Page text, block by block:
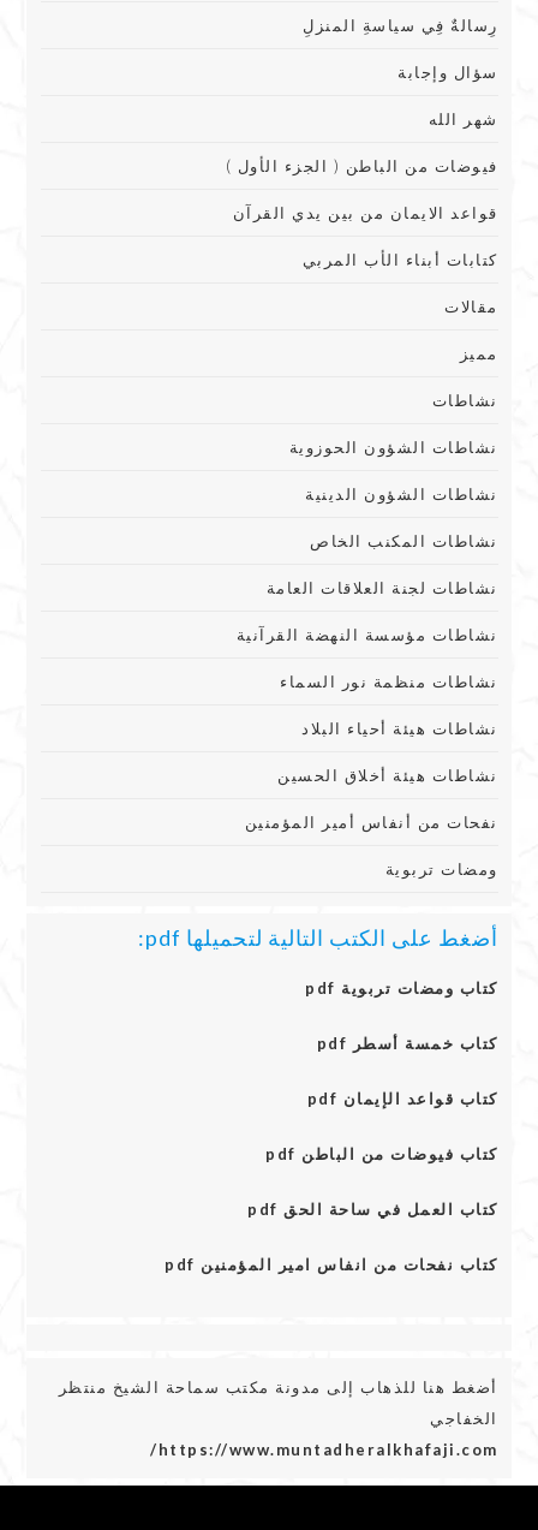
رِسالةٌ فِي سياسةِ المنزلِ
سؤال وإجابة
شهر الله
فيوضات من الباطن ( الجزء الأول )
قواعد الايمان من بين يدي القرآن
كتابات أبناء الأب المربي
مقالات
مميز
نشاطات
نشاطات الشؤون الحوزوية
نشاطات الشؤون الدينية
نشاطات المكنب الخاص
نشاطات لجنة العلاقات العامة
نشاطات مؤسسة النهضة القرآنية
نشاطات منظمة نور السماء
نشاطات هيئة أحياء البلاد
نشاطات هيئة أخلاق الحسين
نفحات من أنفاس أمير المؤمنين
ومضات تربوية
أضغط على الكتب التالية لتحميلها pdf:
كتاب ومضات تربوية pdf
كتاب خمسة أسطر pdf
كتاب قواعد الإيمان pdf
كتاب فيوضات من الباطن pdf
كتاب العمل في ساحة الحق pdf
كتاب نفحات من انفاس امير المؤمنين pdf
أضغط هنا للذهاب إلى مدونة مكتب سماحة الشيخ منتظر
الخفاجي
https://www.muntadheralkhafaji.com/